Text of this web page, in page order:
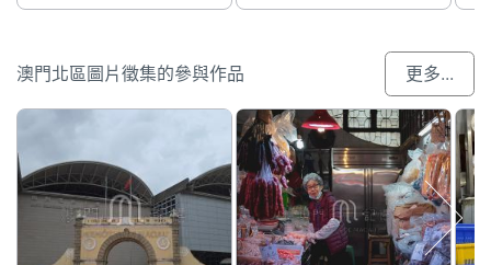
澳門北區圖片徵集的參與作品 更多...